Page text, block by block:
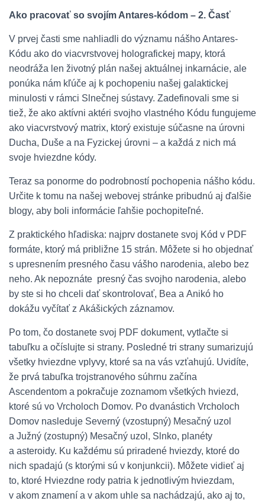
Ako pracovať so svojím Antares-kódom – 2. Časť
V prvej časti sme nahliadli do významu nášho Antares-
Kódu ako do viacvrstvovej holografickej mapy, ktorá
neodráža len životný plán našej aktuálnej inkarnácie, ale
ponúka nám kľúče aj k pochopeniu našej galaktickej
minulosti v rámci Slnečnej sústavy. Zadefinovali sme si
tiež, že ako aktívni aktéri svojho vlastného Kódu fungujeme
ako viacvrstvový matrix, ktorý existuje súčasne na úrovni
Ducha, Duše a na Fyzickej úrovni – a každá z nich má
svoje hviezdne kódy.
Teraz sa ponorme do podrobností pochopenia nášho kódu.
Určite k tomu na našej webovej stránke pribudnú aj ďalšie
blogy, aby boli informácie ľahšie pochopiteľné.
Z praktického hľadiska: najprv dostanete svoj Kód v PDF
formáte, ktorý má približne 15 strán. Môžete si ho objednať
s upresnením presného času vášho narodenia, alebo bez
neho. Ak nepoznáte presný čas svojho narodenia, alebo
by ste si ho chceli dať skontrolovať, Bea a Anikó ho
dokážu vyčítať z Akášických záznamov.
Po tom, čo dostanete svoj PDF dokument, vytlačte si
tabuľku a očíslujte si strany. Posledné tri strany sumarizujú
všetky hviezdne vplyvy, ktoré sa na vás vzťahujú. Uvidíte,
že prvá tabuľka trojstranového súhrnu začína
Ascendentom a pokračuje zoznamom všetkých hviezd,
ktoré sú vo Vrcholoch Domov. Po dvanástich Vrcholoch
Domov nasleduje Severný (vzostupný) Mesačný uzol
a Južný (zostupný) Mesačný uzol, Slnko, planéty
a asteroidy. Ku každému sú priradené hviezdy, ktoré do
nich spadajú (s ktorými sú v konjunkcii). Môžete vidieť aj
to, ktoré Hviezdne rody patria k jednotlivým hviezdam,
v akom znamení a v akom uhle sa nachádzajú, ako aj to,